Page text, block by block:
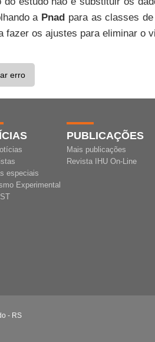
a Pnad para as classes
fazer os ajustes para eliminar o
erro
especiais
Experimental
PUBLICAÇÕES
Mais publicações
Revista IHU On-Line
- RS